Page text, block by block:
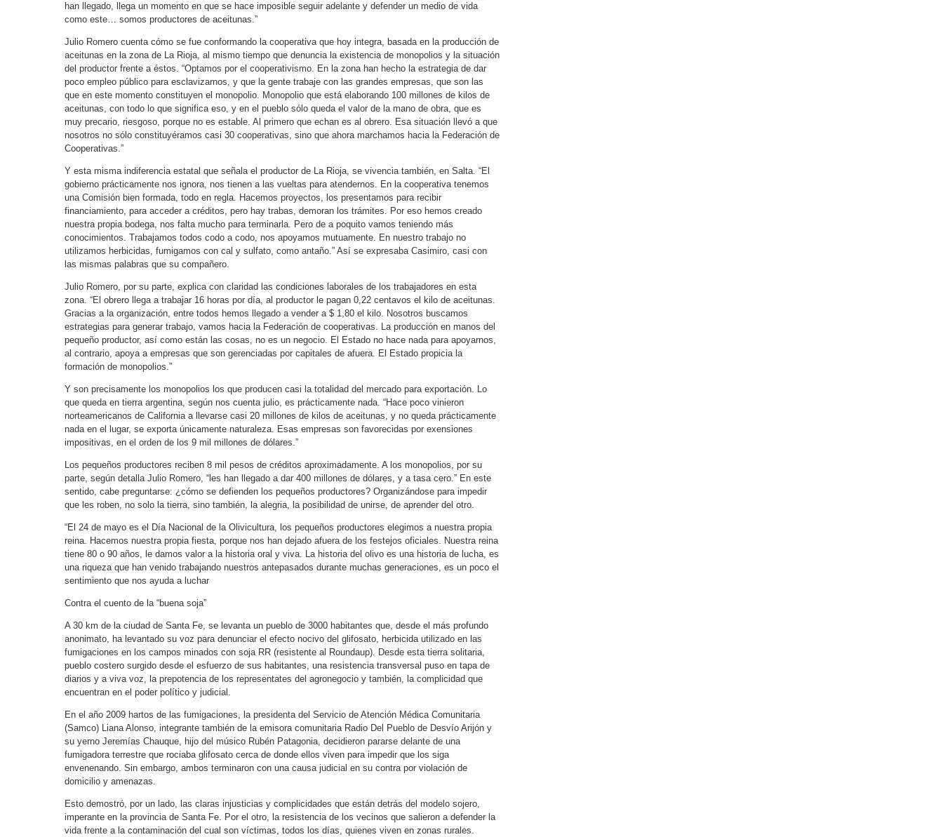
han llegado, llega un momento en que se hace imposible seguir adelante y defender un medio de vida
como este… somos productores de aceitunas.”
Julio Romero cuenta cómo se fue conformando la cooperativa que hoy integra, basada en la producción de
aceitunas en la zona de La Rioja, al mismo tiempo que denuncia la existencia de monopolios y la situación
del productor frente a éstos. “Optamos por el cooperativismo. En la zona han hecho la estrategia de dar
poco empleo público para esclavizarnos, y que la gente trabaje con las grandes empresas, que son las
que en este momento constituyen el monopolio. Monopolio que está elaborando 100 millones de kilos de
aceitunas, con todo lo que significa eso, y en el pueblo sólo queda el valor de la mano de obra, que es
muy precario, riesgoso, porque no es estable. Al primero que echan es al obrero. Esa situación llevó a que
nosotros no sólo constituyéramos casi 30 cooperativas, sino que ahora marchamos hacia la Federación de
Cooperativas.”
Y esta misma indiferencia estatal que señala el productor de La Rioja, se vivencia también, en Salta. “El
gobierno prácticamente nos ignora, nos tienen a las vueltas para atendernos. En la cooperativa tenemos
una Comisión bien formada, todo en regla. Hacemos proyectos, los presentamos para recibir
financiamiento, para acceder a créditos, pero hay trabas, demoran los trámites. Por eso hemos creado
nuestra propia bodega, nos falta mucho para terminarla. Pero de a poquito vamos teniendo más
conocimientos. Trabajamos todos codo a codo, nos apoyamos mutuamente. En nuestro trabajo no
utilizamos herbicidas, fumigamos con cal y sulfato, como antaño.” Así se expresaba Casimiro, casi con
las mismas palabras que su compañero.
Julio Romero, por su parte, explica con claridad las condiciones laborales de los trabajadores en esta
zona. “El obrero llega a trabajar 16 horas por día, al productor le pagan 0,22 centavos el kilo de aceitunas.
Gracias a la organización, entre todos hemos llegado a vender a $ 1,80 el kilo. Nosotros buscamos
estrategias para generar trabajo, vamos hacia la Federación de cooperativas. La producción en manos del
pequeño productor, así como están las cosas, no es un negocio. El Estado no hace nada para apoyarnos,
al contrario, apoya a empresas que son gerenciadas por capitales de afuera. El Estado propicia la
formación de monopolios.”
Y son precisamente los monopolios los que producen casi la totalidad del mercado para exportación. Lo
que queda en tierra argentina, según nos cuenta julio, es prácticamente nada. “Hace poco vinieron
norteamericanos de California a llevarse casi 20 millones de kilos de aceitunas, y no queda prácticamente
nada en el lugar, se exporta únicamente naturaleza. Esas empresas son favorecidas por exensiones
impositivas, en el orden de los 9 mil millones de dólares.”
Los pequeños productores reciben 8 mil pesos de créditos aproximadamente. A los monopolios, por su
parte, según detalla Julio Romero, “les han llegado a dar 400 millones de dólares, y a tasa cero.” En este
sentido, cabe preguntarse: ¿cómo se defienden los pequeños productores? Organizándose para impedir
que les roben, no solo la tierra, sino también, la alegria, la posibilidad de unirse, de aprender del otro.
“El 24 de mayo es el Día Nacional de la Olivicultura, los pequeños productores elegimos a nuestra propia
reina. Hacemos nuestra propia fiesta, porque nos han dejado afuera de los festejos oficiales. Nuestra reina
tiene 80 o 90 años, le damos valor a la historia oral y viva. La historia del olivo es una historia de lucha, es
una riqueza que han venido trabajando nuestros antepasados durante muchas generaciones, es un poco el
sentimiento que nos ayuda a luchar
Contra el cuento de la “buena soja”
A 30 km de la ciudad de Santa Fe, se levanta un pueblo de 3000 habitantes que, desde el más profundo
anonimato, ha levantado su voz para denunciar el efecto nocivo del glifosato, herbicida utilizado en las
fumigaciones en los campos minados con soja RR (resistente al Roundaup). Desde esta tierra solitaria,
pueblo costero surgido desde el esfuerzo de sus habitantes, una resistencia transversal puso en tapa de
diarios y a viva voz, la prepotencia de los representates del agronegocio y también, la complicidad que
encuentran en el poder político y judicial.
En el año 2009 hartos de las fumigaciones, la presidenta del Servicio de Atención Médica Comunitaria
(Samco) Liana Alonso, integrante también de la emisora comunitaria Radio Del Pueblo de Desvío Arijón y
su yerno Jeremías Chauque, hijo del músico Rubén Patagonia, decidieron pararse delante de una
fumigadora terrestre que rociaba glifosato cerca de donde ellos viven para impedir que los siga
envenenando. Sin embargo, ambos terminaron con una causa judicial en su contra por violación de
domicilio y amenazas.
Esto demostró, por un lado, las claras injusticias y complicidades que están detrás del modelo sojero,
imperante en la provincia de Santa Fe. Por el otro, la resistencia de los vecinos que salieron a defender la
vida frente a la contaminación del cual son víctimas, todos los días, quienes viven en zonas rurales.